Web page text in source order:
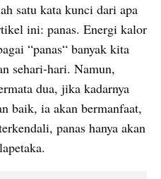
satu kata kunci dari apa
ini: panas. Energi kalor
“panas“ banyak kita
sehari-hari. Namun,
dua, jika kadarnya
baik, ia akan bermanfaat,
panas hanya akan